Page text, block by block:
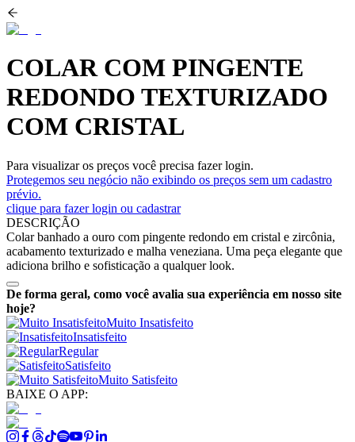
COLAR COM PINGENTE
REDONDO TEXTURIZADO
COM CRISTAL
Para visualizar os preços você precisa fazer login.
Protegemos seu negócio não exibindo os preços sem um cadastro
prévio.
clique para fazer login ou cadastrar
DESCRIÇÃO
Colar banhado a ouro com pingente redondo em cristal e zircônia,
acabamento texturizado e malha veneziana. Uma peça elegante que
adiciona brilho e sofisticação a qualquer look.
De forma geral, como você avalia sua experiência em nosso site
hoje?
Muito Insatisfeito
Insatisfeito
Regular
Satisfeito
Muito Satisfeito
BAIXE O APP: